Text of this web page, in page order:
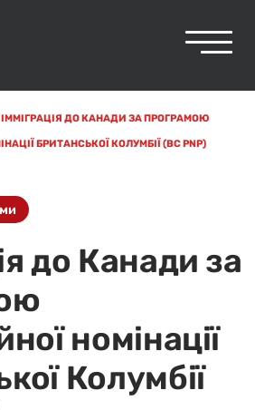
ІММІГРАЦІЯ ДО КАНАДИ ЗА ПРОГРАМОЮ
БРИТАНСЬКОЇ КОЛУМБІЇ (BC PNP)
до Канади за
номінації
Колумбії